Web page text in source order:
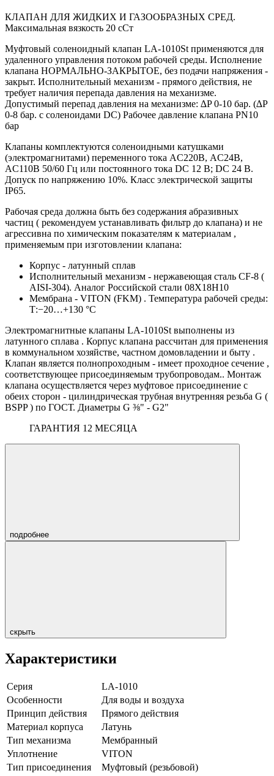
КЛАПАН ДЛЯ ЖИДКИХ И ГАЗООБРАЗНЫХ СРЕД.
Максимальная вязкость 20 сСт
Муфтовый соленоидный клапан LA-1010St применяются для
удаленного управления потоком рабочей среды. Исполнение
клапана НОРМАЛЬНО-ЗАКРЫТОЕ, без подачи напряжения -
закрыт. Исполнительный механизм - прямого действия, не
требует наличия перепада давления на механизме.
Допустимый перепад давления на механизме: ∆P 0-10 бар. (∆P
0-8 бар. с соленоидами DC) Рабочее давление клапана PN10
бар
Клапаны комплектуются соленоидными катушками
(электромагнитами) переменного тока AC220В, AC24В,
AC110B 50/60 Гц или постоянного тока DC 12 В; DC 24 В.
Допуск по напряжению 10%. Класс электрической защиты
IP65.
Рабочая среда должна быть без содержания абразивных
частиц ( рекомендуем устанавливать фильтр до клапана) и не
агрессивна по химическим показателям к материалам ,
применяемым при изготовлении клапана:
Корпус - латунный сплав
Исполнительный механизм - нержавеющая сталь CF-8 (
AISI-304). Аналог Российской стали 08Х18Н10
Мембрана - VITON (FKM) . Температура рабочей среды:
Т:−20…+130 °С
Электромагнитные клапаны LA-1010St выполнены из
латунного сплава . Корпус клапана рассчитан для применения
в коммунальном хозяйстве, частном домовладении и быту .
Клапан является полнопроходным - имеет проходное сечение ,
соответствующее присоединяемым трубопроводам.. Монтаж
клапана осуществляется через муфтовое присоединение с
обеих сторон - цилиндрическая трубная внутренняя резьба G (
BSPP ) по ГОСТ. Диаметры G ⅜" - G2"
ГАРАНТИЯ 12 МЕСЯЦА
подробнее
скрыть
Характеристики
Серия
LA-1010
Особенности
Для воды и воздуха
Принцип действия
Прямого действия
Материал корпуса
Латунь
Тип механизма
Мембранный
Уплотнение
VITON
Тип присоединения
Муфтовый (резьбовой)